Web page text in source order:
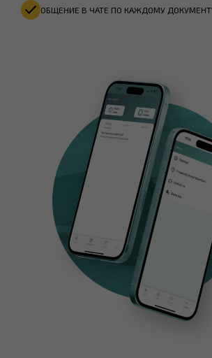
ОБЩЕНИЕ В ЧАТЕ ПО КАЖДОМУ